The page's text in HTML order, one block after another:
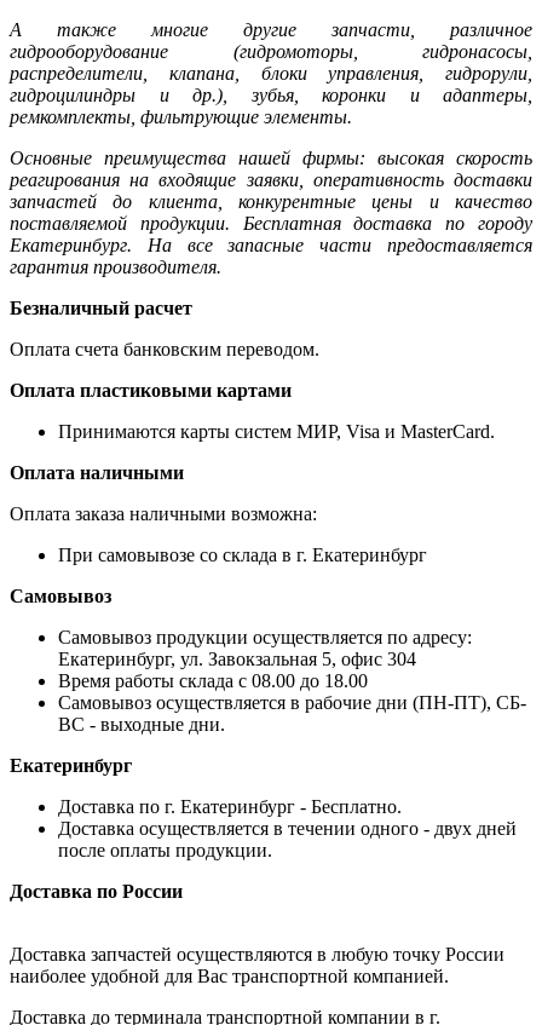
А также многие другие запчасти, различное
гидрооборудование (гидромоторы, гидронасосы,
распределители, клапана, блоки управления, гидрорули,
гидроцилиндры и др.), зубья, коронки и адаптеры,
ремкомплекты, фильтрующие элементы.
Основные преимущества нашей фирмы: высокая скорость
реагирования на входящие заявки, оперативность доставки
запчастей до клиента, конкурентные цены и качество
поставляемой продукции. Бесплатная доставка по городу
Екатеринбург. На все запасные части предоставляется
гарантия производителя.
Безналичный расчет
Оплата счета банковским переводом.
Оплата пластиковыми картами
Принимаются карты систем МИР, Visa и MasterCard.
Оплата наличными
Оплата заказа наличными возможна:
При самовывозе со склада в г. Екатеринбург
Самовывоз
Самовывоз продукции осуществляется по адресу:
Екатеринбург, ул. Завокзальная 5, офис 304
Время работы склада с 08.00 до 18.00
Самовывоз осуществляется в рабочие дни (ПН-ПТ), СБ-
ВС - выходные дни.
Екатеринбург
Доставка по г. Екатеринбург - Бесплатно.
Доставка осуществляется в течении одного - двух дней
после оплаты продукции.
Доставка по России
Доставка запчастей осуществляются в любую точку России
наиболее удобной для Вас транспортной компанией.
Доставка до терминала транспортной компании в г.